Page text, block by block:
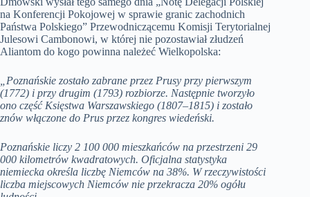
na Konferencji Pokojowej w sprawie granic zachodnich
Państwa Polskiego” Przewodniczącemu Komisji Terytorialnej
Julesowi Cambonowi, w której nie pozostawiał złudzeń
Aliantom do kogo powinna należeć Wielkopolska:
„Poznańskie zostało zabrane przez Prusy przy pierwszym
(1772) i przy drugim (1793) rozbiorze. Następnie tworzyło
ono część Księstwa Warszawskiego (1807–1815) i zostało
znów włączone do Prus przez kongres wiedeński.
Poznańskie liczy 2 100 000 mieszkańców na przestrzeni 29
000 kilometrów kwadratowych. Oficjalna statystyka
niemiecka określa liczbę Niemców na 38%. W rzeczywistości
liczba miejscowych Niemców nie przekracza 20% ogółu